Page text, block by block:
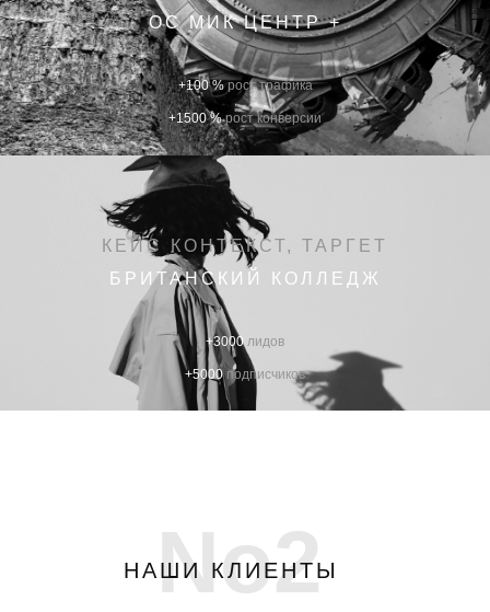
ОС МИК ЦЕНТР +
+100 %рост трафика
+1500 %рост конверсии
КЕЙС КОНТЕКСТ, ТАРГЕТ
БРИТАНСКИЙ КОЛЛЕДЖ
+3000 лидов
+5000подписчиков
No2
НАШИ КЛИЕНТЫ